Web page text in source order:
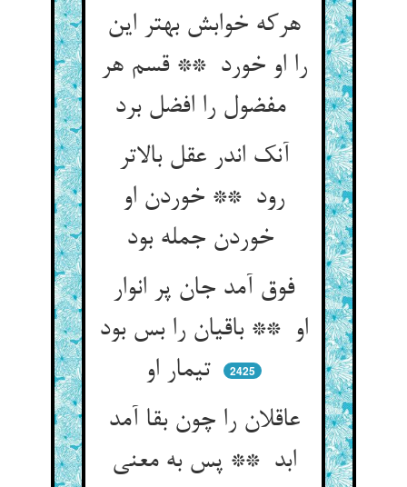
هرکه خوابش بهتر این
را او خورد ** قسم هر
مفضول را افضل برد
آنک اندر عقل بالاتر
رود ** خوردن او
فوق آمد جان پر انوار
او ** باقیان را بس بود
2425
عاقلان را چون بقا آمد
ابد ** پس به معنی